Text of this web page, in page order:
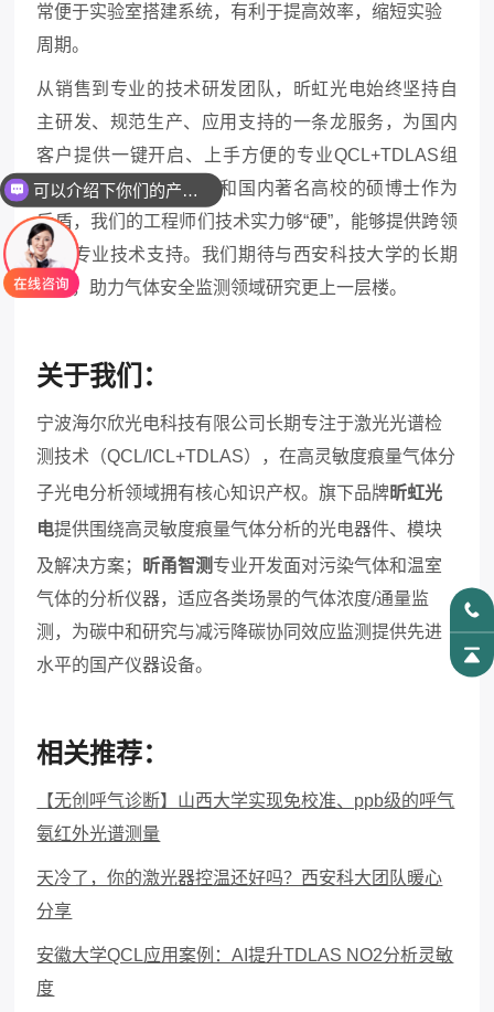
常便于实验室搭建系统，有利于提高效率，缩短实验
周期。
从销售到专业的技术研发 团队，昕虹光电始终坚持自
主研发、规范生产、应用支持的一条龙服务，为国内
客户提供一键开启、上手方便的专业QCL+TDLAS组
件。拥有藤校教育背景和国内著名高校的硕博士作为
后盾，我们的工程师们技术实力够“硬”， 能够提供跨领
域的专业技术支持。我们期待与西安科技大学的长期
合作，助力气体安全监测领域研究更上一层楼。
关于我们：
宁波海尔欣光电科技有限公司长期专注于激光光谱检
测技术（QCL/ICL+TDLAS），在高灵敏度痕量气体分
子光电分析领域拥有核心知识产权。旗下品牌昕虹光
电提供围绕高灵敏度痕量气体分析的光电器件、模块
及解决方案；
昕甬智测专业开发面对污染气体和温室
气体的分析仪器，适应各类场景的气体浓度/通量监
测，为碳中和研究与减污降碳协同效应监测提供先进
水平的国产仪器设备。
相关推荐：
【无创呼气诊断】山西大学实现免校准、ppb级的呼气
氨红外光谱测量
天冷了，你的激光器控温还好吗？西安科大团队暖心
分享
安徽大学QCL应用案例：AI提升TDLAS NO2分析灵敏
度